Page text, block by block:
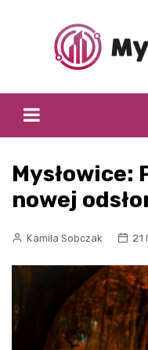
Mysłowice:
nowej
Kamila Sobczak 21